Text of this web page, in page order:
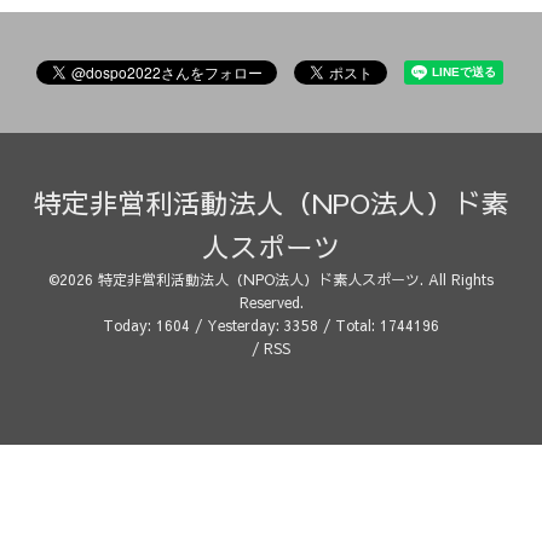
特定非営利活動法人（NPO法人）ド素
人スポーツ
©2026 特定非営利活動法人（NPO法人）ド素人スポーツ. All Rights
Reserved.
Today: 1604 / Yesterday: 3358 / Total: 1744196
/ RSS